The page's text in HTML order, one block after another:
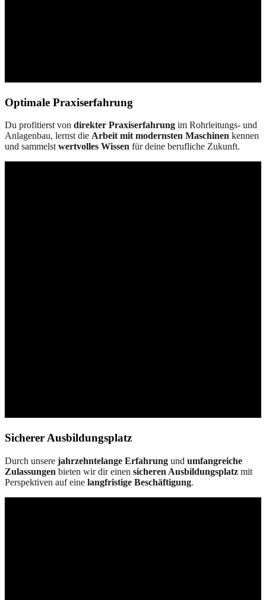
Optimale Praxiserfahrung
Du profitierst von direkter Praxiserfahrung im Rohrleitungs- und
Anlagenbau, lernst die Arbeit mit modernsten Maschinen kennen
und sammelst wertvolles Wissen für deine berufliche Zukunft.
Sicherer Ausbildungsplatz
Durch unsere jahrzehntelange Erfahrung und umfangreiche
Zulassungen bieten wir dir einen sicheren Ausbildungsplatz mit
Perspektiven auf eine langfristige Beschäftigung.